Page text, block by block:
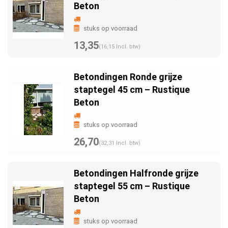
Beton
stuks op voorraad
13,35(16,15 Incl. btw)
Betondingen Ronde grijze
staptegel 45 cm – Rustique
Beton
stuks op voorraad
26,70(32,31 Incl. btw)
Betondingen Halfronde grijze
staptegel 55 cm – Rustique
Beton
stuks op voorraad